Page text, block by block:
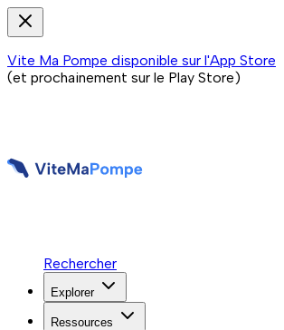
Vite Ma Pompe disponible sur l'App Store
(et prochainement sur le Play Store)
Rechercher
Explorer
Ressources